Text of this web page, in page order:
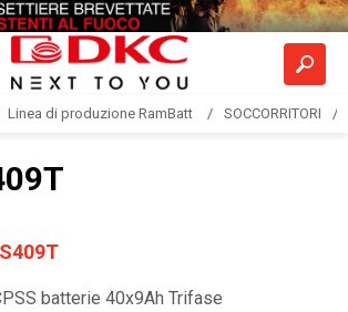
Linea di produzione RamBatt SOCCORRITORI
batterie 40x9Ah Trifase